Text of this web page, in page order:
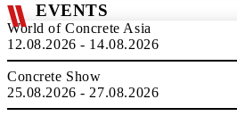
EVENTS
World of Concrete Asia
12.08.2026 - 14.08.2026
Concrete Show
25.08.2026 - 27.08.2026